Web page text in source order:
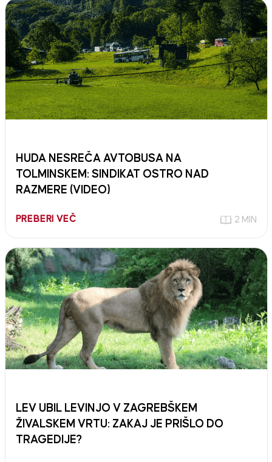
HUDA NESREČA AVTOBUSA NA
TOLMINSKEM: SINDIKAT OSTRO NAD
RAZMERE (VIDEO)
PREBERI VEČ 2 MIN
LEV UBIL LEVINJO V ZAGREBŠKEM
ŽIVALSKEM VRTU: ZAKAJ JE PRIŠLO DO
TRAGEDIJE?